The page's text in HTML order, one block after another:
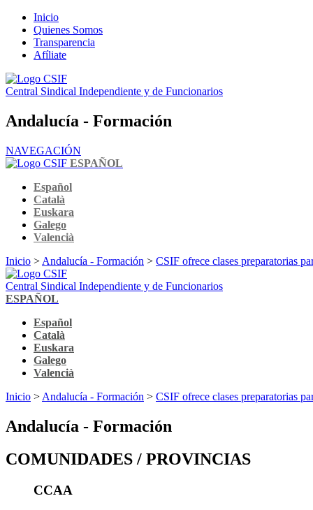
Inicio
Quienes Somos
Transparencia
Afíliate
Central Sindical Independiente y de Funcionarios
Andalucía - Formación
NAVEGACIÓN
ESPAÑOL
Español
Català
Euskara
Galego
Valencià
Inicio > Andalucía - Formación > CSIF ofrece clases preparatorias
Central Sindical Independiente y de Funcionarios
ESPAÑOL
Español
Català
Euskara
Galego
Valencià
Inicio > Andalucía - Formación > CSIF ofrece clases preparatorias
Andalucía - Formación
COMUNIDADES / PROVINCIAS
CCAA